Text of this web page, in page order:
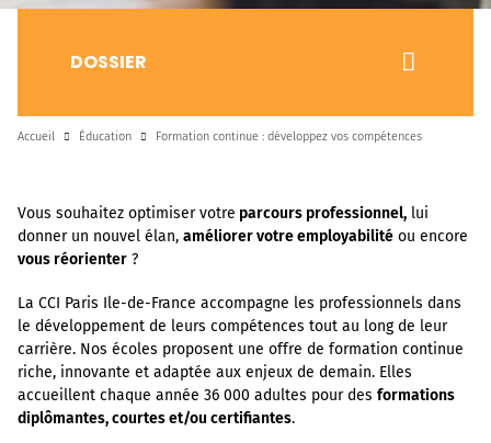
DOSSIER
Accueil Éducation Formation continue : développez vos compétences
Vous souhaitez optimiser votre parcours professionnel, lui
donner un nouvel élan, améliorer votre employabilité ou encore
vous réorienter ?
La CCI Paris Ile-de-France accompagne les professionnels dans
le développement de leurs compétences tout au long de leur
carrière. Nos écoles proposent une offre de formation continue
riche, innovante et adaptée aux enjeux de demain. Elles
accueillent chaque année 36 000 adultes pour des formations
diplômantes, courtes et/ou certifiantes.